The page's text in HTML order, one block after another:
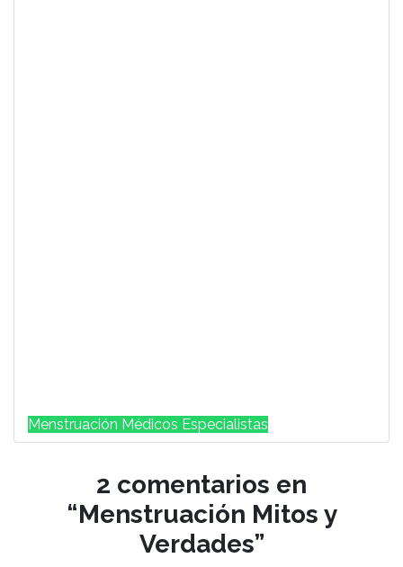
Menstruación Médicos Especialistas
2 comentarios en
“Menstruación Mitos y
Verdades”